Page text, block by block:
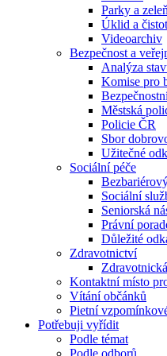
Parky a zeleň
Úklid a
Videoarchiv
Bezpečnost a
Analýza
Komise pro
Městská
Policie ČR
Sbor
Užitečné
Sociální péče
Sociální
Seniorská
Právní
Důležité
Zdravotnictví
Kontaktní místo
Vítání občánků
Pietní
Potřebuji vyřídit
Podle témat